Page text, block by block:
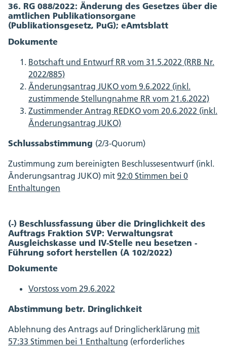
36. RG 088/2022: Änderung des Gesetzes über die
amtlichen Publikationsorgane
(Publikationsgesetz, PuG); eAmtsblatt
Dokumente
Botschaft und Entwurf RR vom 31.5.2022 (RRB Nr.
2022/885)
Änderungsantrag JUKO vom 9.6.2022 (inkl.
zustimmende Stellungnahme RR vom 21.6.2022)
Zustimmender Antrag REDKO vom 20.6.2022 (inkl.
Änderungsantrag JUKO)
Schlussabstimmung (2/3-Quorum)
Zustimmung zum bereinigten Beschlussesentwurf (inkl.
Änderungsantrag JUKO) mit 92:0 Stimmen bei 0
Enthaltungen
(-) Beschlussfassung über die Dringlichkeit des
Auftrags Fraktion SVP: Verwaltungsrat
Ausgleichskasse und IV-Stelle neu besetzen -
Führung sofort herstellen (A 102/2022)
Dokumente
Vorstoss vom 29.6.2022
Abstimmung betr. Dringlichkeit
Ablehnung des Antrags auf Dringlicherklärung mit
57:33 Stimmen bei 1 Enthaltung (erforderliches